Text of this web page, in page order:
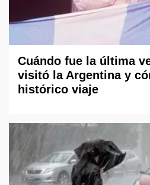
Cuándo fue la última
visitó la Argentina y
histórico viaje